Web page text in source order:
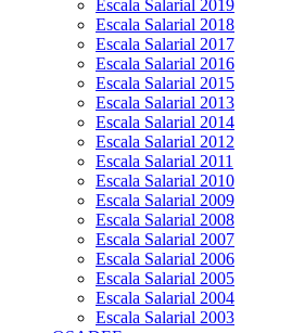
Escala Salarial 2019
Escala Salarial 2018
Escala Salarial 2017
Escala Salarial 2016
Escala Salarial 2015
Escala Salarial 2013
Escala Salarial 2014
Escala Salarial 2012
Escala Salarial 2011
Escala Salarial 2010
Escala Salarial 2009
Escala Salarial 2008
Escala Salarial 2007
Escala Salarial 2006
Escala Salarial 2005
Escala Salarial 2004
Escala Salarial 2003